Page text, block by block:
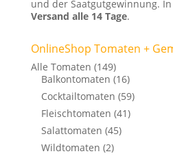
und der Saatgutgewinnung.
Versand alle 14 Tage.
OnlineShop Tomaten +
Alle Tomaten (149)
Balkontomaten (16)
Cocktailtomaten (59)
Fleischtomaten (41)
Salattomaten (45)
Wildtomaten (2)